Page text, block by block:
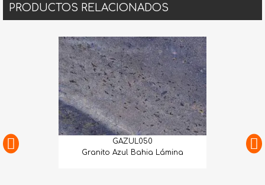
PRODUCTOS RELACIONADOS
GAZUL050
Granito Azul Bahia Lámina